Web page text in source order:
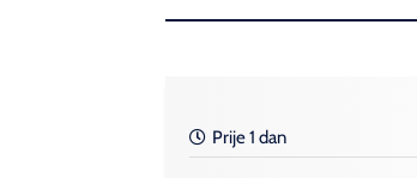
Prije 1 dan